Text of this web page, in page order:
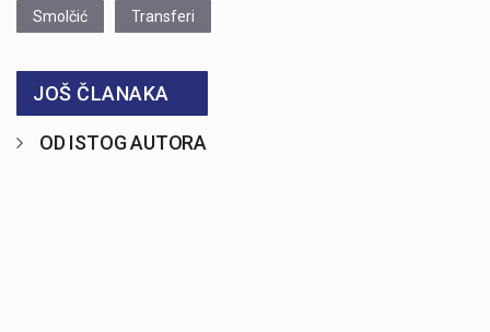
Smolčić Transferi
JOŠ ČLANAKA
OD ISTOG AUTORA